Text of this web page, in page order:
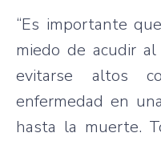
“Es importante
miedo de acudir
evitarse altos
enfermedad en
hasta la muerte.